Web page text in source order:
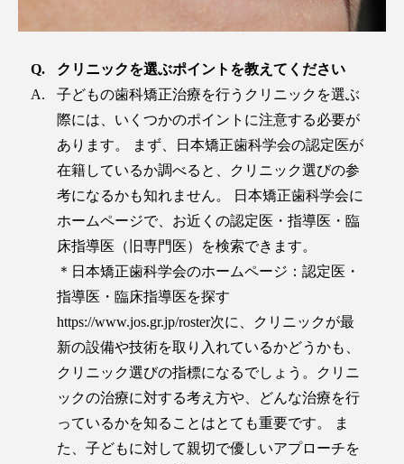
クリニックを選ぶポイントを教えてください
子どもの歯科矯正治療を行うクリニックを選ぶ
際には、いくつかのポイントに注意する必要が
あります。 まず、日本矯正歯科学会の認定医が
在籍しているか調べると、クリニック選びの参
考になるかも知れません。 日本矯正歯科学会に
ホームページで、お近くの認定医・指導医・臨
床指導医（旧専門医）を検索できます。
＊日本矯正歯科学会のホームページ：認定医・
指導医・臨床指導医を探す
https://www.jos.gr.jp/roster次に、クリニックが最
新の設備や技術を取り入れているかどうかも、
クリニック選びの指標になるでしょう。クリニ
ックの治療に対する考え方や、どんな治療を行
っているかを知ることはとても重要です。 ま
た、子どもに対して親切で優しいアプローチを